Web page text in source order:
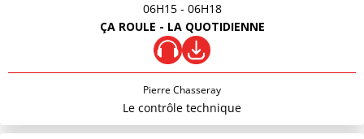
06H15 - 06H18
ÇA ROULE - LA QUOTIDIENNE
Pierre Chasseray
Le contrôle technique